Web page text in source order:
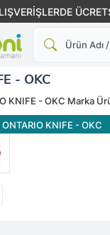
Ara
- OKC
KNIFE - OKC Marka
ONTARIO KNIFE - OKC